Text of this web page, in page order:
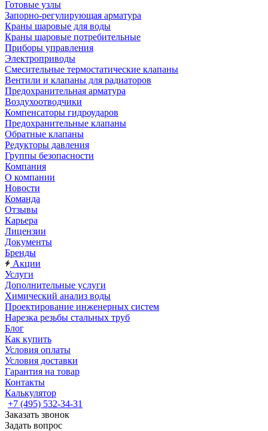
Готовые узлы
Запорно-регулирующая арматура
Краны шаровые для воды
Краны шаровые потребительные
Приборы управления
Электроприводы
Смесительные термостатические клапаны
Вентили и клапаны для радиаторов
Предохранительная арматура
Воздухоотводчики
Компенсаторы гидроударов
Предохранительные клапаны
Обратные клапаны
Редукторы давления
Группы безопасности
Компания
О компании
Новости
Команда
Отзывы
Карьера
Лицензии
Документы
Бренды
Акции
Услуги
Дополнительные услуги
Химический анализ воды
Проектирование инженерных систем
Нарезка резьбы стальных труб
Блог
Как купить
Условия оплаты
Условия доставки
Гарантия на товар
Контакты
Калькулятор
+7 (495) 532‑34‑31
Заказать звонок
Задать вопрос